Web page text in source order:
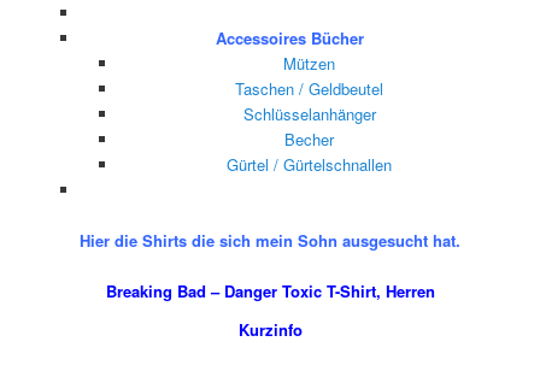
Accessoires Bücher
Mützen
Taschen / Geldbeutel
Schlüsselanhänger
Becher
Gürtel / Gürtelschnallen
Hier die Shirts die sich mein Sohn ausgesucht hat.
Breaking Bad – Danger Toxic T-Shirt, Herren
Kurzinfo